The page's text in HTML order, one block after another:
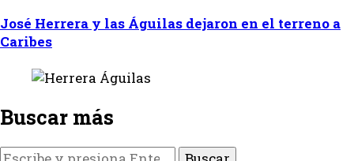
José Herrera y las Águilas dejaron en el terreno a
Caribes
Buscar más
¿Buscas